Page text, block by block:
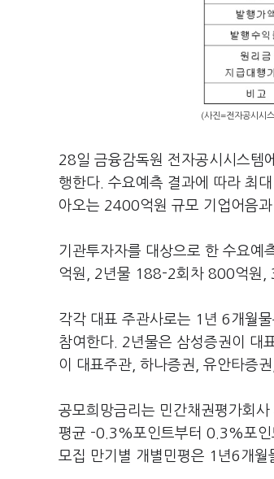
(사진=전자공시시
28일 금융감독원 전자공시시스템
행한다. 수요예측 결과에 따라 최
아오는 2400억원 규모 기업어음
기관투자자를 대상으로 한 수요
억원, 2년물 188-2회차 800억원,
각각 대표 주관사로는 1년 6개월
참여한다. 2년물은 삼성증권이 대
이 대표주관, 하나증권, 유안타증권,
공모희망금리는 민간채권평가회
평균 -0.3%포인트부터 0.3%포인
모집 만기별 개별민평은 1년6개